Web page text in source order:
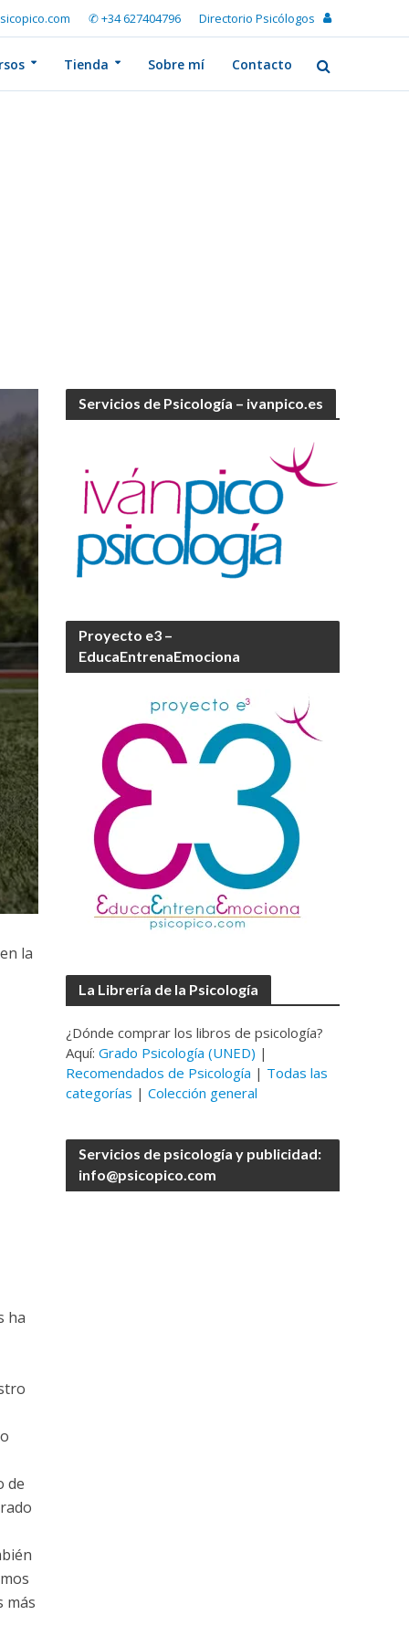
✆ +34 627404796 Directorio Psicólogos
Tienda Sobre mí Contacto
la
ha
de
más
Servicios de Psicología – ivanpico.es
Proyecto e3 –
EducaEntrenaEmociona
La Librería de la Psicología
¿Dónde comprar los libros de psicología?
Aquí:Grado Psicología (UNED) |
Recomendados de Psicología | Todas las
categorías |Colección general
Servicios de psicología y publicidad:
info@psicopico.com